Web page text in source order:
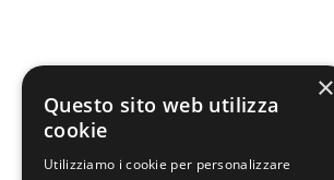
×
Questo sito web utilizza
cookie
Utilizziamo i cookie per personalizzare